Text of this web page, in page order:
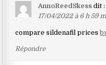
AnnoReedSkess dit :
17/04/2022 à 6 h 59
compare sildenafil prices
Répondre